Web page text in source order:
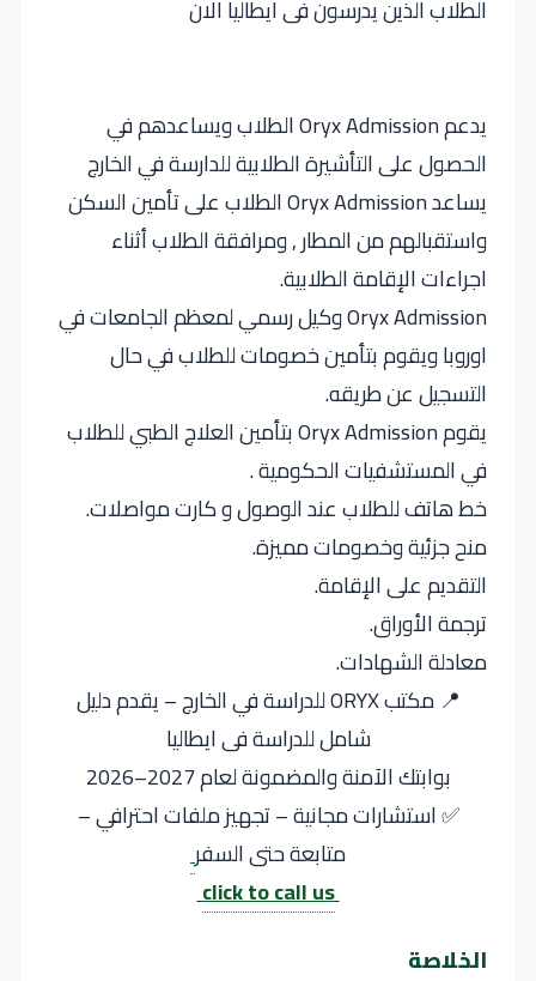
الطلاب الذين يدرسون فى ايطاليا الان
يدعم Oryx Admission الطلاب ويساعدهم في
الحصول على التأشيرة الطلابية للدارسة في الخارج
يساعد Oryx Admission الطلاب على تأمين السكن
واستقبالهم من المطار , ومرافقة الطلاب أثناء
اجراءات الإقامة الطلابية.
Oryx Admission وكيل رسمي لمعظم الجامعات في
اوروبا ويقوم بتأمين خصومات للطلاب في حال
التسجيل عن طريقه.
يقوم Oryx Admission بتأمين العلاج الطبي للطلاب
في المستشفيات الحكومية .
خط هاتف للطلاب عند الوصول و كارت مواصلات.
منح جزئية وخصومات مميزة.
التقديم على الإقامة.
ترجمة الأوراق.
معادلة الشهادات.
📍 مكتب ORYX للدراسة في الخارج – يقدم دليل
شامل للدراسة فى ايطاليا
بوابتك الآمنة والمضمونة لعام 2027–2026
✅ استشارات مجانية – تجهيز ملفات احترافي –
متابعة حتى السفر
click to call us
الخلاصة